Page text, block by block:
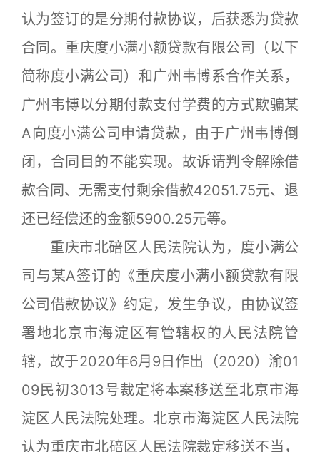
认为签订的是分期付款协议，后获悉为贷款
合同。重庆度小满小额贷款有限公司（以下
简称度小满公司）和广州韦博系合作关系，
广州韦博以分期付款支付学费的方式欺骗某
A向度小满公司申请贷款，由于广州韦博倒
闭，合同目的不能实现。故诉请判令解除借
款合同、无需支付剩余借款42051.75元、退
还已经偿还的金额5900.25元等。
重庆市北碚区人民法院认为，度小满公
司与某A签订的《重庆度小满小额贷款有限
公司借款协议》约定，发生争议，由协议签
署地北京市海淀区有管辖权的人民法院管
辖，故于2020年6月9日作出（2020）渝01
09民初3013号裁定将本案移送至北京市海
淀区人民法院处理。北京市海淀区人民法院
认为重庆市北碚区人民法院裁定移送不当，